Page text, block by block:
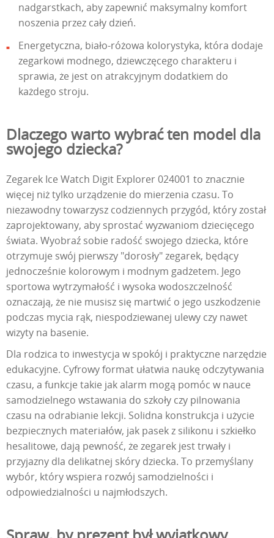
nadgarstkach, aby zapewnić maksymalny komfort
noszenia przez cały dzień.
Energetyczna, biało-różowa kolorystyka, która dodaje
zegarkowi modnego, dziewczęcego charakteru i
sprawia, że jest on atrakcyjnym dodatkiem do
każdego stroju.
Dlaczego warto wybrać ten model dla
swojego dziecka?
Zegarek Ice Watch Digit Explorer 024001 to znacznie
więcej niż tylko urządzenie do mierzenia czasu. To
niezawodny towarzysz codziennych przygód, który został
zaprojektowany, aby sprostać wyzwaniom dziecięcego
świata. Wyobraź sobie radość swojego dziecka, które
otrzymuje swój pierwszy "dorosły" zegarek, będący
jednocześnie kolorowym i modnym gadżetem. Jego
sportowa wytrzymałość i wysoka wodoszczelność
oznaczają, że nie musisz się martwić o jego uszkodzenie
podczas mycia rąk, niespodziewanej ulewy czy nawet
wizyty na basenie.
Dla rodzica to inwestycja w spokój i praktyczne narzędzie
edukacyjne. Cyfrowy format ułatwia naukę odczytywania
czasu, a funkcje takie jak alarm mogą pomóc w nauce
samodzielnego wstawania do szkoły czy pilnowania
czasu na odrabianie lekcji. Solidna konstrukcja i użycie
bezpiecznych materiałów, jak pasek z silikonu i szkiełko
hesalitowe, dają pewność, że zegarek jest trwały i
przyjazny dla delikatnej skóry dziecka. To przemyślany
wybór, który wspiera rozwój samodzielności i
odpowiedzialności u najmłodszych.